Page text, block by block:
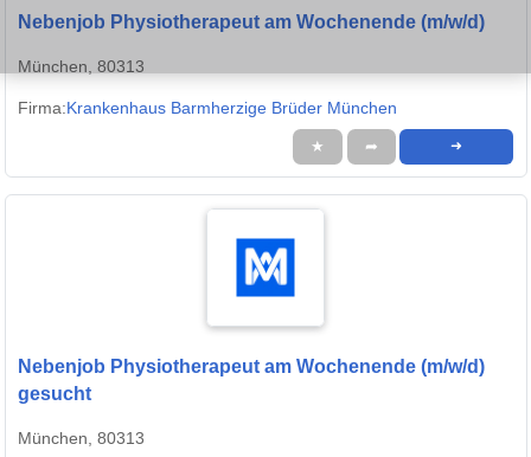
Nebenjob Physiotherapeut am Wochenende (m/w/d)
München, 80313
Firma:Krankenhaus Barmherzige Brüder München
★ ➦ ➜
Nebenjob Physiotherapeut am Wochenende (m/w/d)
gesucht
München, 80313